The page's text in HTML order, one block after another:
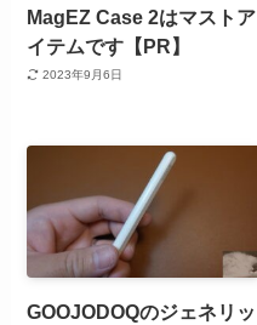
MagEZ Case 2はマストア
イテムです【PR】
2023年9月6日
GOOJODOQのジェネリッ